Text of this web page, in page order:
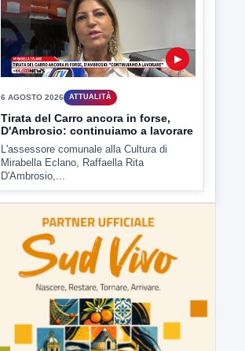
Tirata del Carro ancora in forse,
D'Ambrosio: continuiamo a lavorare
L'assessore comunale alla Cultura di
Mirabella Eclano, Raffaella Rita
D'Ambrosio,...